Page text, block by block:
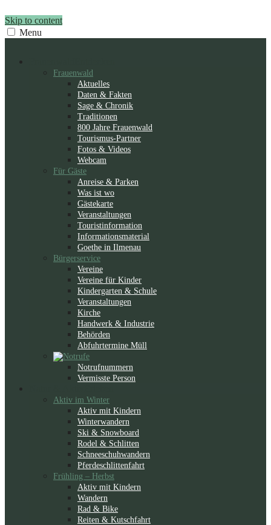
Skip to content
Menu
Frauenwald
Aktuelles
Daten & Fakten
Sage & Chronik
Traditionen
800 Jahre Frauenwald
Tourismus-Partner
Fotos & Videos
Webcam
Für Gäste
Anreise & Parken
Was ist wo
Gästekarte
Veranstaltungen
Touristinformation
Informationsmaterial
Goethe in Ilmenau
Bürgerservice
Vereine
Vereine für Kinder
Kindergarten & Schule
Veranstaltungen
Kirche
Handwerk & Industrie
Behörden
Abfuhrtermine Müll
Notrufnummern
Vermisste Person
Aktiv im Winter
Aktiv mit Kindern
Winterwandern
Ski & Snowboard
Rodel & Schlitten
Schneeschuhwandern
Pferdeschlittenfahrt
Frühling – Herbst
Aktiv mit Kindern
Wandern
Rad & Bike
Reiten & Kutschfahrt